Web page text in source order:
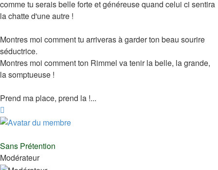
comme tu serais belle forte et généreuse quand celui ci sentira
la chatte d'une autre !
Montres moi comment tu arriveras à garder ton beau sourire
séductrice.
Montres moi comment ton Rimmel va tenir la belle, la grande,
la somptueuse !
Prend ma place, prend la !...
Sans Prétention
Modérateur